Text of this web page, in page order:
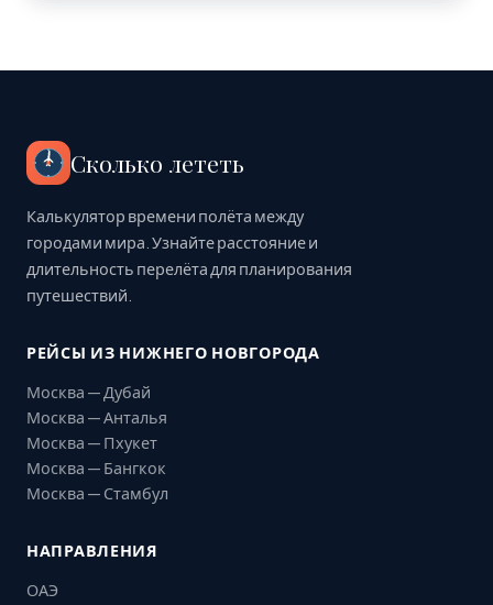
Сколько лететь
Калькулятор времени полёта между
городами мира. Узнайте расстояние и
длительность перелёта для планирования
путешествий.
РЕЙСЫ ИЗ НИЖНЕГО НОВГОРОДА
Москва — Дубай
Москва — Анталья
Москва — Пхукет
Москва — Бангкок
Москва — Стамбул
НАПРАВЛЕНИЯ
ОАЭ